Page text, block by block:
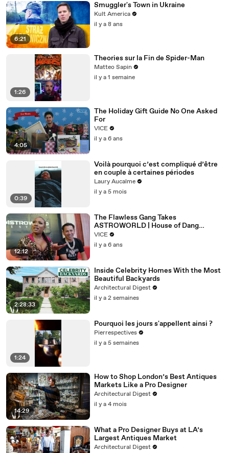
6:21
Smuggler's Town in Ukraine
Kult America
il y a 8 ans
1:26
Theories sur la Fin de Spider-Man
Matteo Sapin
il y a 1 semaine
4:05
The Holiday Gift Guide No One Asked
For
VICE
il y a 6 ans
0:39
Voilà pourquoi c’est compliqué d’être
en couple à certaines périodes
Laury Aucalme
il y a 5 mois
12:12
The Flawless Gang Takes
ASTROWORLD | House of Dang
Episode 4
VICE
il y a 6 ans
2:28:33
Inside Celebrity Homes With the Most
Beautiful Backyards
Architectural Digest
il y a 2 semaines
1:24
Pourquoi les jours s'appellent ainsi ?
Pierrespectives
il y a 5 semaines
14:29
How to Shop London’s Best Antiques
Markets Like a Pro Designer
Architectural Digest
il y a 4 mois
What a Pro Designer Buys at LA’s
Largest Antiques Market
Architectural Digest